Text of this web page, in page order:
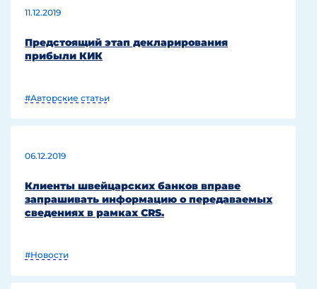
11.12.2019
Предстоящий этап декларирования
прибыли КИК
#Авторские статьи
06.12.2019
Клиенты швейцарских банков вправе
запрашивать информацию о передаваемых
сведениях в рамках CRS.
#Новости